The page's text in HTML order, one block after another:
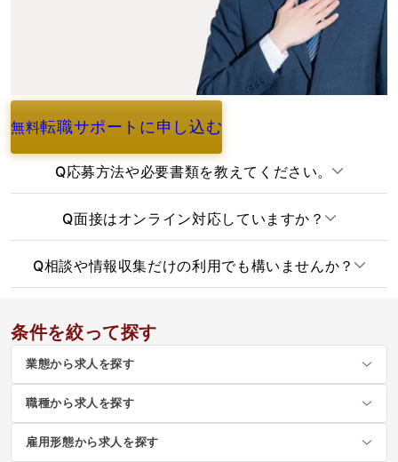
無料転職サポートに申し込む
よくあるご質問
Q応募方法や必要書類を教えてください。
Q面接はオンライン対応していますか？
Q相談や情報収集だけの利用でも構いませんか？
条件を絞って探す
業態から求人を探す
職種から求人を探す
雇用形態から求人を探す